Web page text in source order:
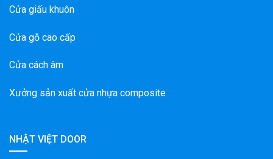
Cửa giấu khuôn
Cửa gỗ cao cấp
Cửa cách âm
Xưởng sản xuất cửa nhựa composite
NHẬT VIỆT DOOR